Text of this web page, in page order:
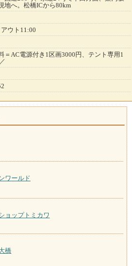
地へ。松橋ICから80km
ウト11:00
＝AC電源付き1区画3000円、テント専用1
ワールド
ョップトミカワ
橋